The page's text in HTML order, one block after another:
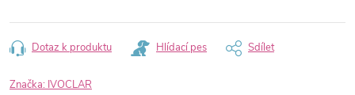
Dotaz k produktu Hlídací pes Sdílet
Značka: IVOCLAR